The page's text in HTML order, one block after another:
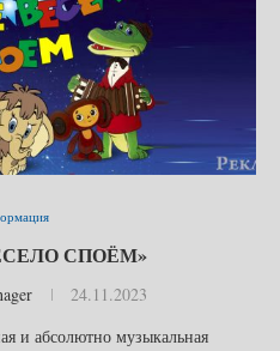
СПОЁМ»
24.11.2023
и абсолютно музыкальная